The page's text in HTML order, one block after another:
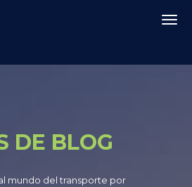
DE BLOG
mundo del transporte por